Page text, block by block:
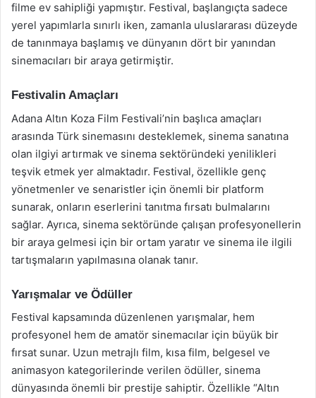
filme ev sahipliği yapmıştır. Festival, başlangıçta sadece
yerel yapımlarla sınırlı iken, zamanla uluslararası düzeyde
de tanınmaya başlamış ve dünyanın dört bir yanından
sinemacıları bir araya getirmiştir.
Festivalin Amaçları
Adana Altın Koza Film Festivali’nin başlıca amaçları
arasında Türk sinemasını desteklemek, sinema sanatına
olan ilgiyi artırmak ve sinema sektöründeki yenilikleri
teşvik etmek yer almaktadır. Festival, özellikle genç
yönetmenler ve senaristler için önemli bir platform
sunarak, onların eserlerini tanıtma fırsatı bulmalarını
sağlar. Ayrıca, sinema sektöründe çalışan profesyonellerin
bir araya gelmesi için bir ortam yaratır ve sinema ile ilgili
tartışmaların yapılmasına olanak tanır.
Yarışmalar ve Ödüller
Festival kapsamında düzenlenen yarışmalar, hem
profesyonel hem de amatör sinemacılar için büyük bir
fırsat sunar. Uzun metrajlı film, kısa film, belgesel ve
animasyon kategorilerinde verilen ödüller, sinema
dünyasında önemli bir prestije sahiptir. Özellikle “Altın